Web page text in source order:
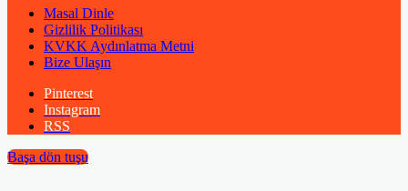
Masal Dinle
Gizlilik Politikası
KVKK Aydınlatma Metni
Bize Ulaşın
Pinterest
Instagram
RSS
Başa dön tuşu